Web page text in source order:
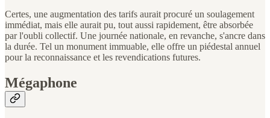
Certes, une augmentation des tarifs aurait procuré un soulagement
immédiat, mais elle aurait pu, tout aussi rapidement, être absorbée
par l'oubli collectif. Une journée nationale, en revanche, s'ancre dans
la durée. Tel un monument immuable, elle offre un piédestal annuel
pour la reconnaissance et les revendications futures.
Mégaphone